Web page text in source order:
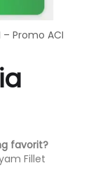
Promo ACI
favorit?
Fillet